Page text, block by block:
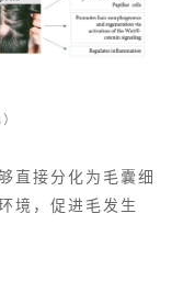
直接分化为毛囊细
境，促进毛发生